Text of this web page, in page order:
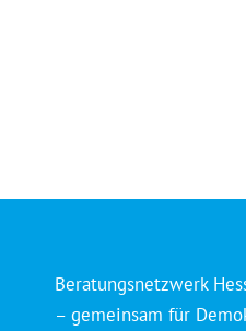
Beratungsnetzwerk
– gemeinsam für